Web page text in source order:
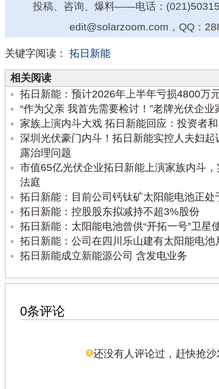
投稿、咨询、爆料——电话：
edit@solarzoom.com，QQ：
关键字阅读： 拓日新能
相关阅读
拓日新能：预计2026年上半年亏损4800万
“作为父亲 我首先需要检讨！”老牌光伏企
家族上演内斗大戏 拓日新能回应：投资者
深圳光伏豪门内斗！拓日新能实控人夫妇
露治理问题
市值65亿光伏企业拓日新能上演家族内斗
法庭
拓日新能：目前公司钙钛矿太阳能电池正处
拓日新能：控股股东拟减持不超3%股份
拓日新能：太阳能电池曾供“开拓一号”卫星
拓日新能：公司在四川乐山建有太阳能电池
拓日新能成立新能源公司 含发电业务
0条评论
还没有人评论过，赶快抢沙